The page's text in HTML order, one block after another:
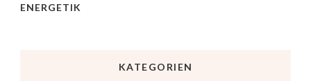
ENERGETIK
KATEGORIEN